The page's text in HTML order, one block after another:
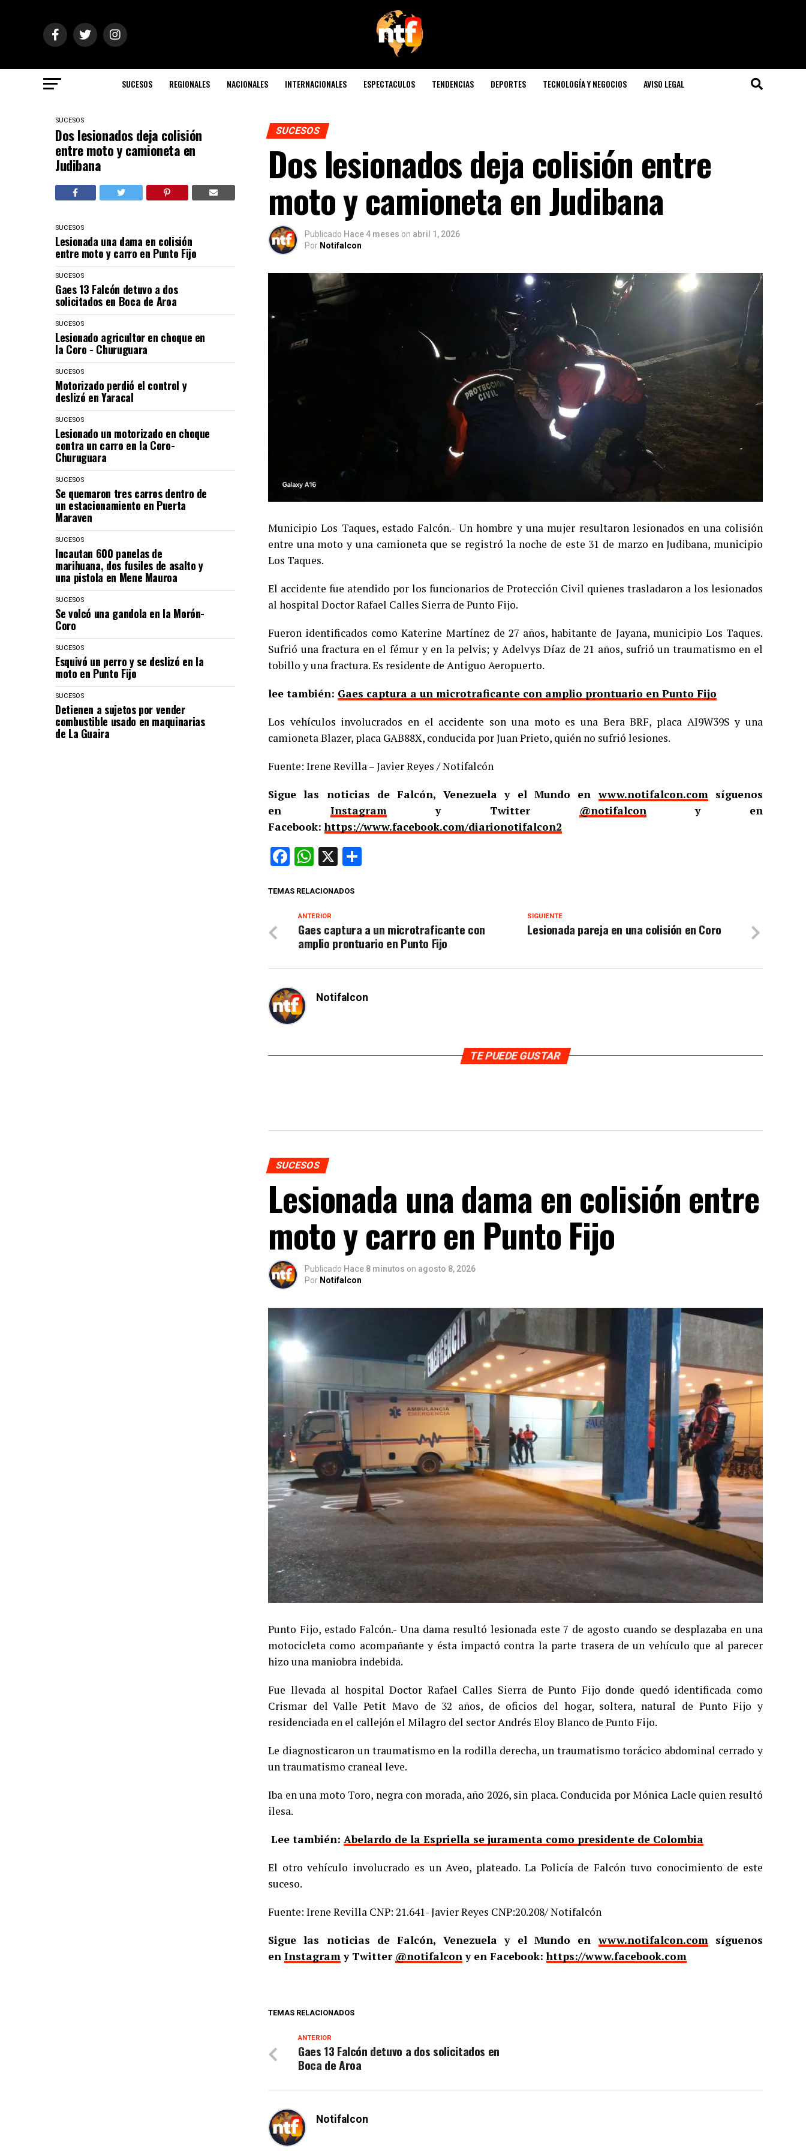
SUCESOS REGIONALES NACIONALES INTERNACIONALES ESPECTACULOS TENDENCIAS DEPORTES TECNOLOGÍA Y NEGOCIOS AVISO LEGAL
SUCESOS
Dos lesionados deja colisión
entre moto y camioneta en
Judibana
SUCESOS
Lesionada una dama en colisión
entre moto y carro en Punto Fijo
SUCESOS
Gaes 13 Falcón detuvo a dos
solicitados en Boca de Aroa
SUCESOS
Lesionado agricultor en choque en
la Coro - Churuguara
SUCESOS
Motorizado perdió el control y
deslizó en Yaracal
SUCESOS
Lesionado un motorizado en choque
contra un carro en la Coro-
Churuguara
SUCESOS
Se quemaron tres carros dentro de
un estacionamiento en Puerta
Maraven
SUCESOS
Incautan 600 panelas de
marihuana, dos fusiles de asalto y
una pistola en Mene Mauroa
SUCESOS
Se volcó una gandola en la Morón-
Coro
SUCESOS
Esquivó un perro y se deslizó en la
moto en Punto Fijo
SUCESOS
Detienen a sujetos por vender
combustible usado en maquinarias
de La Guaira
SUCESOS
Dos lesionados deja colisión entre
moto y camioneta en Judibana
Publicado Hace 4 meses on abril 1, 2026
Por Notifalcon
Municipio Los Taques, estado Falcón.- Un hombre y una mujer resultaron lesionados en una colisión
entre una moto y una camioneta que se registró la noche de este 31 de marzo en Judibana, municipio
Los Taques.
El accidente fue atendido por los funcionarios de Protección Civil quienes trasladaron a los lesionados
al hospital Doctor Rafael Calles Sierra de Punto Fijo.
Fueron identificados como Katerine Martínez de 27 años, habitante de Jayana, municipio Los Taques.
Sufrió una fractura en el fémur y en la pelvis; y Adelvys Díaz de 21 años, sufrió un traumatismo en el
tobillo y una fractura. Es residente de Antiguo Aeropuerto.
lee también: Gaes captura a un microtraficante con amplio prontuario en Punto Fijo
Los vehículos involucrados en el accidente son una moto es una Bera BRF, placa AI9W39S y una
camioneta Blazer, placa GAB88X, conducida por Juan Prieto, quién no sufrió lesiones.
Fuente: Irene Revilla – Javier Reyes / Notifalcón
Sigue las noticias de Falcón, Venezuela y el Mundo enwww.notifalcon.comsíguenos
en Instagramy Twitter @notifalcony en
Facebook:https://www.facebook.com/diarionotifalcon2
Facebook
WhatsApp
X
TEMAS RELACIONADOS
SIGUIENTE
Lesionada pareja en una colisión en Coro
ANTERIOR
Gaes captura a un microtraficante con
amplio prontuario en Punto Fijo
Notifalcon
TE PUEDE GUSTAR
SUCESOS
Lesionada una dama en colisión entre
moto y carro en Punto Fijo
Publicado Hace 8 minutos on agosto 8, 2026
Por Notifalcon
Punto Fijo, estado Falcón.- Una dama resultó lesionada este 7 de agosto cuando se desplazaba en una
motocicleta como acompañante y ésta impactó contra la parte trasera de un vehículo que al parecer
hizo una maniobra indebida.
Fue llevada al hospital Doctor Rafael Calles Sierra de Punto Fijo donde quedó identificada como
Crismar del Valle Petit Mavo de 32 años, de oficios del hogar, soltera, natural de Punto Fijo y
residenciada en el callejón el Milagro del sector Andrés Eloy Blanco de Punto Fijo.
Le diagnosticaron un traumatismo en la rodilla derecha, un traumatismo torácico abdominal cerrado y
un traumatismo craneal leve.
Iba en una moto Toro, negra con morada, año 2026, sin placa. Conducida por Mónica Lacle quien resultó
ilesa.
Lee también: Abelardo de la Espriella se juramenta como presidente de Colombia
El otro vehículo involucrado es un Aveo, plateado. La Policía de Falcón tuvo conocimiento de este
suceso.
Fuente: Irene Revilla CNP: 21.641- Javier Reyes CNP:20.208/ Notifalcón
Sigue las noticias de Falcón, Venezuela y el Mundo enwww.notifalcon.comsíguenos
en Instagramy Twitter @notifalcony en Facebook:https://www.facebook.com
TEMAS RELACIONADOS
ANTERIOR
Gaes 13 Falcón detuvo a dos solicitados en
Boca de Aroa
Notifalcon